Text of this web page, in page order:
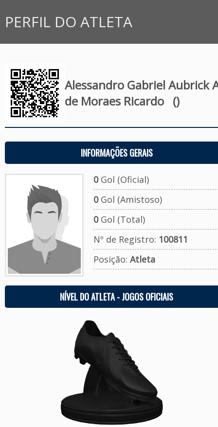
PERFIL DO ATLETA
Alessandro Gabriel Aubrick
de Moraes Ricardo ()
INFORMAÇÕES GERAIS
0Gol (Oficial)
0Gol (Amistoso)
0Gol (Total)
Nº de Registro: 100811
Posição: Atleta
NÍVEL DO ATLETA - JOGOS OFICIAIS